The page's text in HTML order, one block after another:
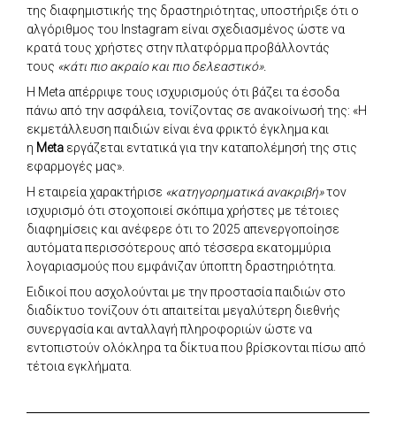
της διαφημιστικής της δραστηριότητας, υποστήριξε ότι ο
αλγόριθμος του Instagram είναι σχεδιασμένος ώστε να
κρατά τους χρήστες στην πλατφόρμα προβάλλοντάς
τους «κάτι πιο ακραίο και πιο δελεαστικό».
Η Meta απέρριψε τους ισχυρισμούς ότι βάζει τα έσοδα
πάνω από την ασφάλεια, τονίζοντας σε ανακοίνωσή της: «Η
εκμετάλλευση παιδιών είναι ένα φρικτό έγκλημα και
η Meta εργάζεται εντατικά για την καταπολέμησή της στις
εφαρμογές μας».
Η εταιρεία χαρακτήρισε «κατηγορηματικά ανακριβή»τον
ισχυρισμό ότι στοχοποιεί σκόπιμα χρήστες με τέτοιες
διαφημίσεις και ανέφερε ότι το 2025 απενεργοποίησε
αυτόματα περισσότερους από τέσσερα εκατομμύρια
λογαριασμούς που εμφάνιζαν ύποπτη δραστηριότητα.
Ειδικοί που ασχολούνται με την προστασία παιδιών στο
διαδίκτυο τονίζουν ότι απαιτείται μεγαλύτερη διεθνής
συνεργασία και ανταλλαγή πληροφοριών ώστε να
εντοπιστούν ολόκληρα τα δίκτυα που βρίσκονται πίσω από
τέτοια εγκλήματα.